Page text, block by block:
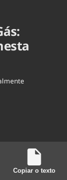
Copiar o texto